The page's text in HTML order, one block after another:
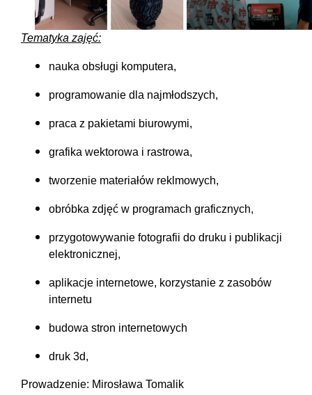
Tematyka zajęć:
nauka obsługi komputera,
programowanie dla najmłodszych,
praca z pakietami biurowymi,
grafika wektorowa i rastrowa,
tworzenie materiałów reklmowych,
obróbka zdjęć w programach graficznych,
przygotowywanie fotografii do druku i publikacji
elektronicznej,
aplikacje internetowe, korzystanie z zasobów
internetu
budowa stron internetowych
druk 3d,
Prowadzenie: Mirosława Tomalik